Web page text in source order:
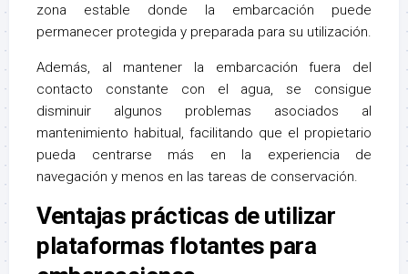
zona estable donde la embarcación puede
permanecer protegida y preparada para su utilización.
Además, al mantener la embarcación fuera del
contacto constante con el agua, se consigue
disminuir algunos problemas asociados al
mantenimiento habitual, facilitando que el propietario
pueda centrarse más en la experiencia de
navegación y menos en las tareas de conservación.
Ventajas prácticas de utilizar
plataformas flotantes para